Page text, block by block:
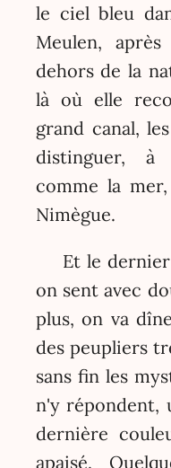
le ciel bleu
Meulen,
dehors de la
là où elle
grand canal,
distinguer, à
comme la
Nimègue.
Et le dernier
on sent avec
plus, on va
des peupliers
sans fin les
n'y répondent,
dernière
apaisé.